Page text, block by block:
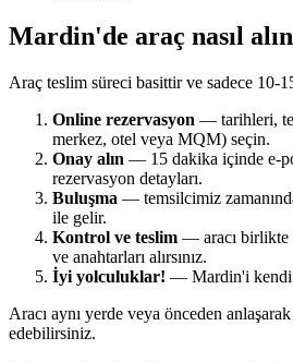
Mardin'de araç nasıl
Araç teslim süreci basittir ve sadece 10-
Online rezervasyon — tarihleri,
merkez, otel veya MQM) seçin.
Onay alın — 15 dakika içinde e-
rezervasyon detayları.
Buluşma — temsilcimiz
ile gelir.
Kontrol ve teslim — aracı birlikte
ve anahtarları alırsınız.
İyi yolculuklar! — Mardin'i kendi
Aracı aynı yerde veya önceden
edebilirsiniz.